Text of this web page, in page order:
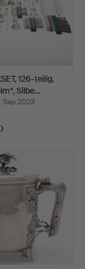
126-teilig,
Silbe…
Sep 2023